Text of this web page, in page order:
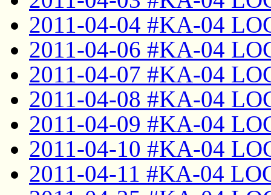
2011-04-04 #KA-04
2011-04-06 #KA-04
2011-04-07 #KA-04
2011-04-08 #KA-04
2011-04-09 #KA-04
2011-04-10 #KA-04
2011-04-11 #KA-04